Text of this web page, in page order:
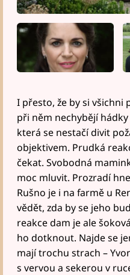
I přesto, že by si všichni
při něm nechybějí
která se nestačí divit
objektivem. Prudká
čekat. Svobodná
moc mluvit. Prozradí
Rušno je i na farmě u
vědět, zda by se jeho
reakce dam je ale
ho dotknout. Najde se
mají trochu strach –
s vervou a sekerou v